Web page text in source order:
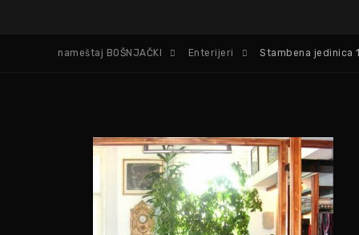
nameštaj BOŠNJAČKI Enterijeri Stambena jedinica